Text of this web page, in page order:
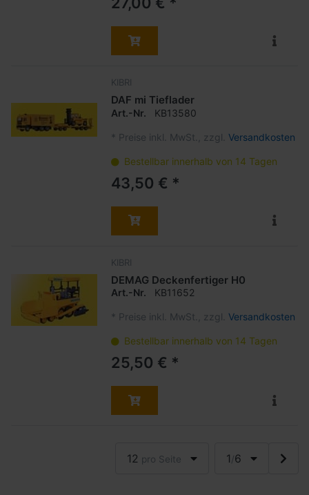
KIBRI
DAF mi Tieflader
Art.-Nr. KB13580
* Preise inkl. MwSt., zzgl. Versandkosten
Bestellbar innerhalb von 14 Tagen
43,50 € *
KIBRI
DEMAG Deckenfertiger H0
Art.-Nr. KB11652
* Preise inkl. MwSt., zzgl. Versandkosten
Bestellbar innerhalb von 14 Tagen
25,50 € *
12 pro Seite 1/6